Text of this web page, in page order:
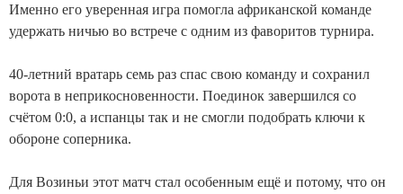
Именно его уверенная игра помогла африканской команде
удержать ничью во встрече с одним из фаворитов турнира.
40-летний вратарь семь раз спас свою команду и сохранил
ворота в неприкосновенности. Поединок завершился со
счётом 0:0, а испанцы так и не смогли подобрать ключи к
обороне соперника.
Для Возиньи этот матч стал особенным ещё и потому, что он